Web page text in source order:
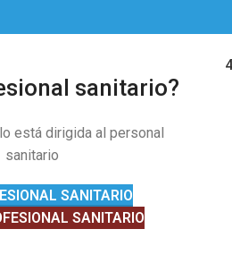
sanitario?
está dirigida al personal
sanitario
SANITARIO
SANITARIO
91 328 01